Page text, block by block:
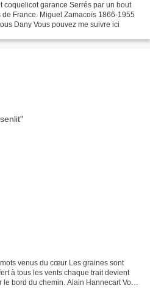
coquelicot garance Serrés par un bout
France. Miguel Zamacoïs 1866-1955
Dany Vous pouvez me suivre ici
venus du cœur Les graines sont
à tous les vents chaque trait devient
bord du chemin. Alain Hannecart Vous